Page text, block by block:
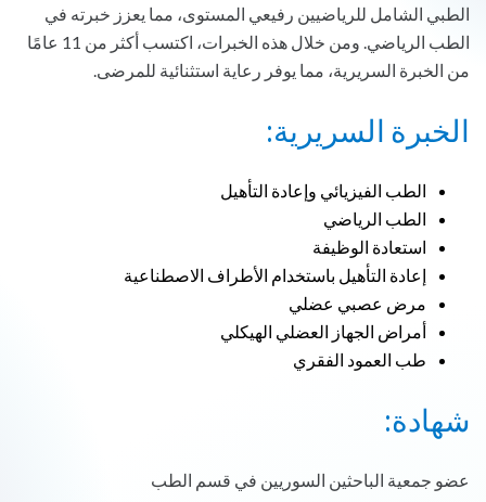
الطبي الشامل للرياضيين رفيعي المستوى، مما يعزز خبرته في
الطب الرياضي. ومن خلال هذه الخبرات، اكتسب أكثر من 11 عامًا
من الخبرة السريرية، مما يوفر رعاية استثنائية للمرضى.
الخبرة السريرية:
الطب الفيزيائي وإعادة التأهيل
الطب الرياضي
استعادة الوظيفة
إعادة التأهيل باستخدام الأطراف الاصطناعية
مرض عصبي عضلي
أمراض الجهاز العضلي الهيكلي
طب العمود الفقري
شهادة:
عضو جمعية الباحثين السوريين في قسم الطب